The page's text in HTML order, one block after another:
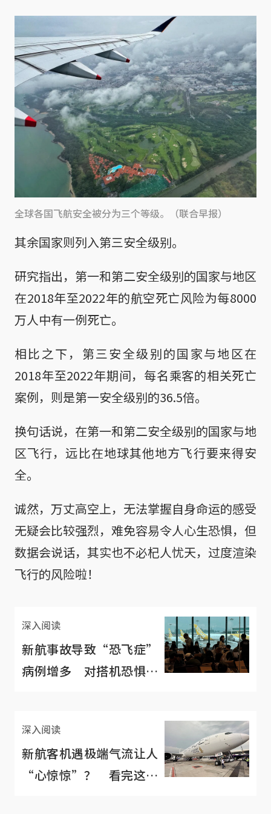
全球各国飞航安全被分为三个等级。（联合早报）
其余国家则列入第三安全级别。
研究指出，第一和第二安全级别的国家与地区
在2018年至2022年的航空死亡风险为每8000
万人中有一例死亡。
相比之下，第三安全级别的国家与地区在
2018年至2022年期间，每名乘客的相关死亡
案例，则是第一安全级别的36.5倍。
换句话说，在第一和第二安全级别的国家与地
区飞行，远比在地球其他地方飞行要来得安
全。
诚然，万丈高空上，无法掌握自身命运的感受
无疑会比较强烈，难免容易令人心生恐惧，但
数据会说话，其实也不必杞人忧天，过度渲染
飞行的风险啦！
深入阅读
新航事故导致“恐飞症”
病例增多 对搭机恐惧能
深入阅读
新航客机遇极端气流让人
“心惊惊”？ 看完这篇